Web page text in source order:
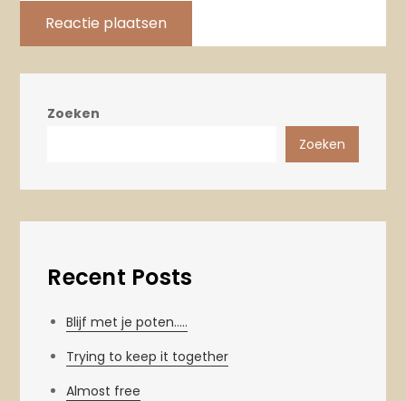
Zoeken
Zoeken
Recent Posts
Blijf met je poten…..
Trying to keep it together
Almost free